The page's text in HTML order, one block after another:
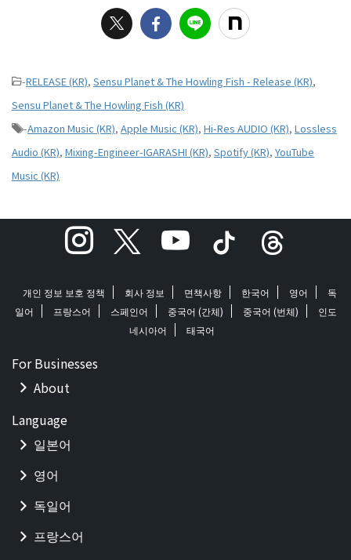
-RELEASE (KR), Sensu Planet & The Howling Fish - Release (KR),
Sensu Planet & The Howling Fish (KR)
-Amazon Music (KR), Apple Music (KR), Hi-Res AUDIO (KR), Lossless
Audio (KR), Mixing-Engineer-IGARASHI (KR), Spotify (KR), YouTube
Music (KR)
개인 정보 보호 정책 회사 정보 면책사항 한국어 영어
독
일어
프랑스어 스페인어 중국어 (간체) 중국어 (번체)
인도
네시아어
태국어
For Businesses
About
Language
일본어
영어
독일어
프랑스어